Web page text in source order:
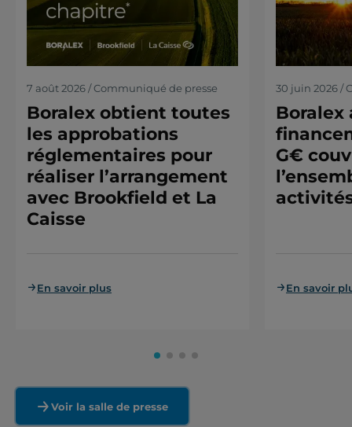
7 août 2026 / Communiqué de presse
Boralex obtient toutes
les approbations
réglementaires pour
réaliser l’arrangement
avec Brookfield et La
Caisse
En savoir plus
30 juin 2026 /
Boralex
G€
En savoir
Voir la salle de presse